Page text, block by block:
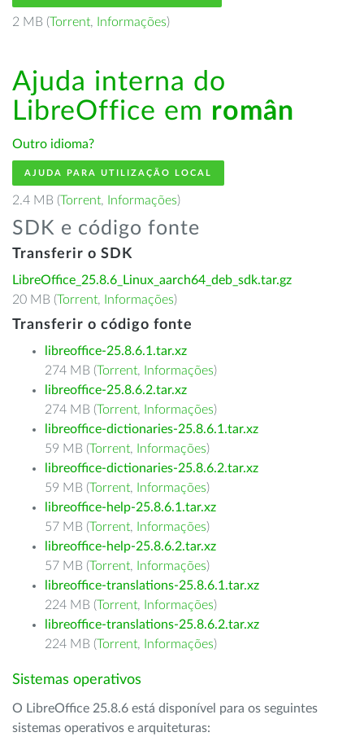
2 MB (Torrent, Informações)
Ajuda interna do
LibreOffice em român
Outro idioma?
AJUDA PARA UTILIZAÇÃO LOCAL
2.4 MB (Torrent, Informações)
SDK e código fonte
Transferir o SDK
LibreOffice_25.8.6_Linux_aarch64_deb_sdk.tar.gz
20 MB (Torrent, Informações)
Transferir o código fonte
libreoffice-25.8.6.1.tar.xz
274 MB (Torrent, Informações)
libreoffice-25.8.6.2.tar.xz
274 MB (Torrent, Informações)
libreoffice-dictionaries-25.8.6.1.tar.xz
59 MB (Torrent, Informações)
libreoffice-dictionaries-25.8.6.2.tar.xz
59 MB (Torrent, Informações)
libreoffice-help-25.8.6.1.tar.xz
57 MB (Torrent, Informações)
libreoffice-help-25.8.6.2.tar.xz
57 MB (Torrent, Informações)
libreoffice-translations-25.8.6.1.tar.xz
224 MB (Torrent, Informações)
libreoffice-translations-25.8.6.2.tar.xz
224 MB (Torrent, Informações)
Sistemas operativos
O LibreOffice 25.8.6 está disponível para os seguintes
sistemas operativos e arquiteturas: